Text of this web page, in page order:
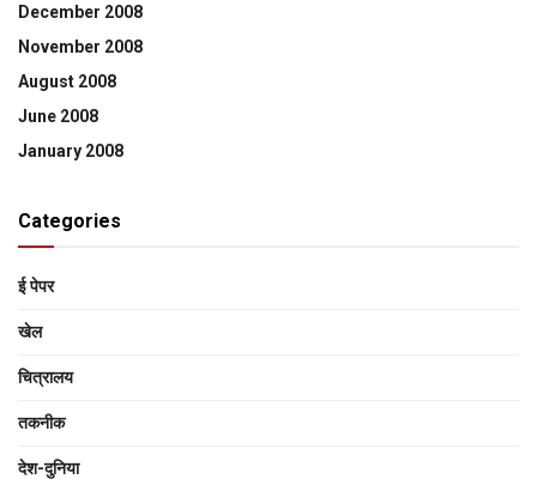
December 2008
November 2008
August 2008
June 2008
January 2008
Categories
ई पेपर
खेल
चित्रालय
तकनीक
देश-दुनिया